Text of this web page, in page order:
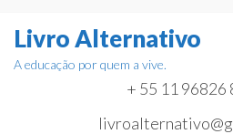
paraLivro Alternativo
A educação por quem a vive.
+ 55 11 96826